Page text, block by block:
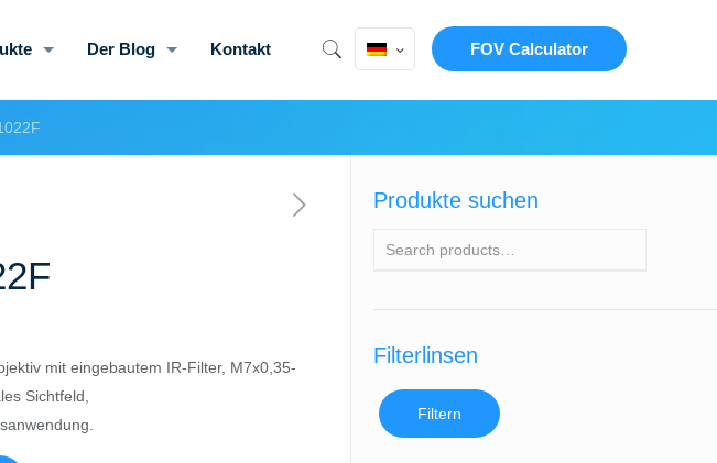
Der Blog Kontakt FOV Calculator
mit eingebautem IR-Filter, M7x0,35-
Sichtfeld,
Produkte suchen
Filterlinsen
Filtern